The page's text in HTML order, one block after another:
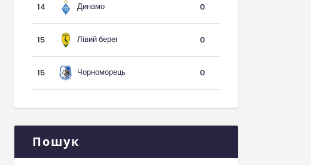
14 Динамо 0
15 Лівий берег 0
15 Чорноморець 0
Пошук